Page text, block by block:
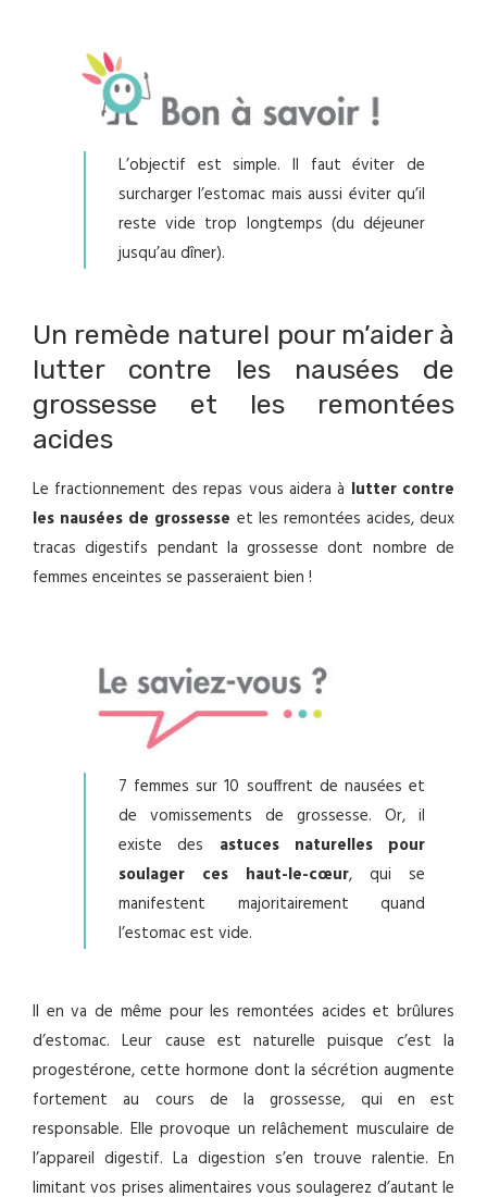
L’objectif est simple. Il faut éviter de
surcharger l’estomac mais aussi éviter qu’il
reste vide trop longtemps (du déjeuner
jusqu’au dîner).
Un remède naturel pour m’aider à
lutter contre les nausées de
grossesse et les remontées
acides
Le fractionnement des repas vous aidera à lutter contre
les nausées de grossesse et les remontées acides, deux
tracas digestifs pendant la grossesse dont nombre de
femmes enceintes se passeraient bien !
7 femmes sur 10 souffrent de nausées et
de vomissements de grossesse. Or, il
existe des astuces naturelles pour
soulager ces haut-le-cœur, qui se
manifestent majoritairement quand
l’estomac est vide.
Il en va de même pour les remontées acides et brûlures
d’estomac. Leur cause est naturelle puisque c’est la
progestérone, cette hormone dont la sécrétion augmente
fortement au cours de la grossesse, qui en est
responsable. Elle provoque un relâchement musculaire de
l’appareil digestif. La digestion s’en trouve ralentie. En
limitant vos prises alimentaires vous soulagerez d’autant le